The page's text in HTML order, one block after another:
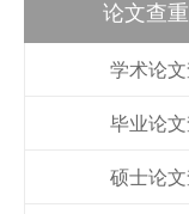
论文查
学术论
毕业论
硕士论